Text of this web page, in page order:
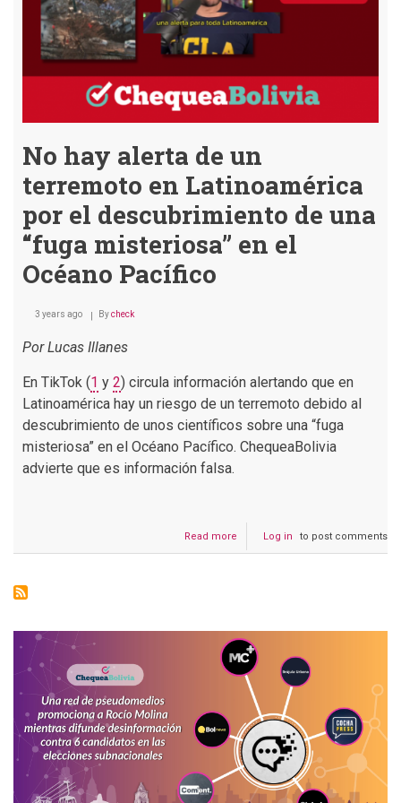
No hay alerta de un
terremoto en Latinoamérica
por el descubrimiento de una
“fuga misteriosa” en el
Océano Pacífico
3 years ago Bycheck
Por Lucas Illanes
En TikTok (1 y 2) circula información alertando que en
Latinoamérica hay un riesgo de un terremoto debido al
descubrimiento de unos científicos sobre una “fuga
misteriosa” en el Océano Pacífico. ChequeaBolivia
advierte que es información falsa.
Read more
No
en
Latinoamérica
por
descubrimiento
una
“fuga
misteriosa”
en
el
Log in to post comments